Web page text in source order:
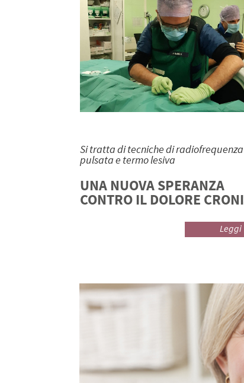
Si tratta di tecniche di radiofrequenza
pulsata e termo lesiva
UNA NUOVA SPERANZA
CONTRO IL DOLORE
Leggi